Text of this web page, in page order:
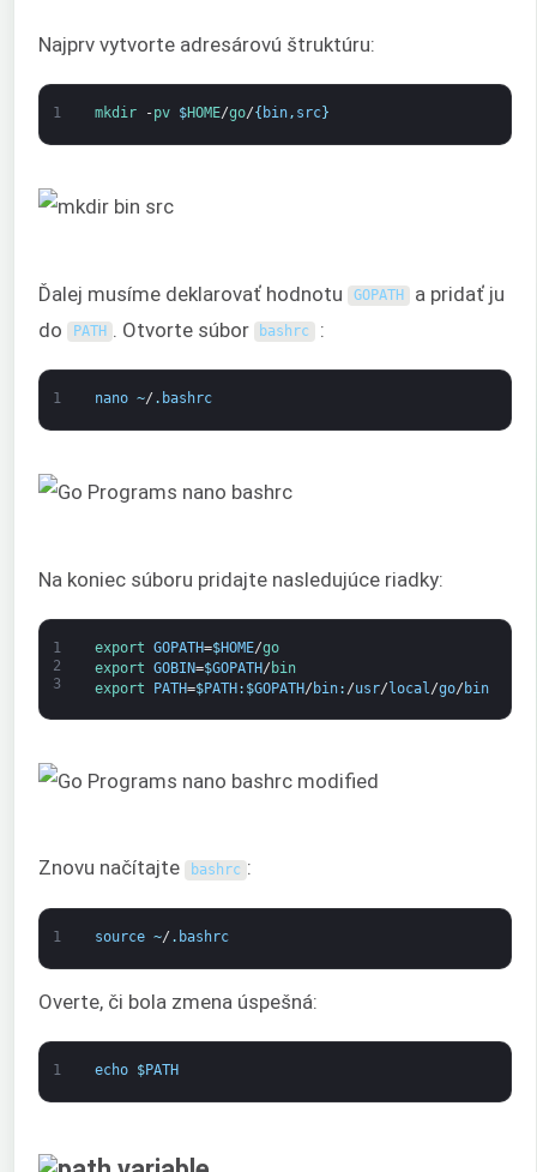
Najprv vytvorte adresárovú štruktúru:
1 mkdir -pv $HOME/go/{ bin, src}
Ďalej musíme deklarovať hodnotu GOPATH a pridať ju
do
PATH . Otvorte súbor bashrc :
1 nano ~/ . bashrc
Na koniec súboru pridajte nasledujúce riadky:
1
2
3
export GOPATH=$HOME/go
export GOBIN=$GOPATH/ bin
export
PATH=$PATH: $GOPATH/ bin: /usr/local /go/ bin
Znovu načítajte bashrc :
1 source ~/ . bashrc
Overte, či bola zmena úspešná:
1 echo $PATH